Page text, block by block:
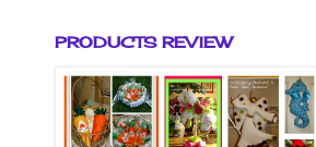
PRODUCTS REVIEW